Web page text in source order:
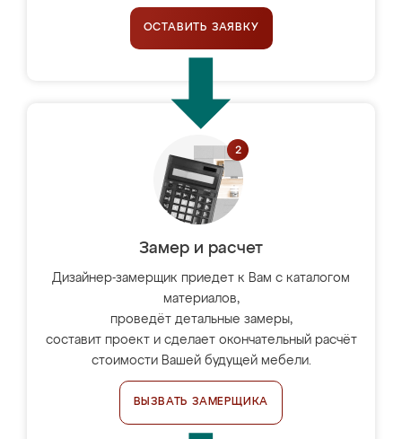
ОСТАВИТЬ ЗАЯВКУ
Замер и расчет
Дизайнер-замерщик приедет к Вам с каталогом
материалов,
проведёт детальные замеры,
составит проект и сделает окончательный расчёт
стоимости Вашей будущей мебели.
ВЫЗВАТЬ ЗАМЕРЩИКА